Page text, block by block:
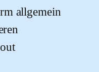
allgemein